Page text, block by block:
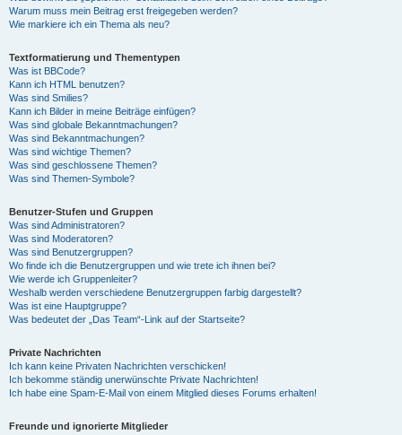
Warum muss mein Beitrag erst freigegeben werden?
Wie markiere ich ein Thema als neu?
Textformatierung und Thementypen
Was ist BBCode?
Kann ich HTML benutzen?
Was sind Smilies?
Kann ich Bilder in meine Beiträge einfügen?
Was sind globale Bekanntmachungen?
Was sind Bekanntmachungen?
Was sind wichtige Themen?
Was sind geschlossene Themen?
Was sind Themen-Symbole?
Benutzer-Stufen und Gruppen
Was sind Administratoren?
Was sind Moderatoren?
Was sind Benutzergruppen?
Wo finde ich die Benutzergruppen und wie trete ich ihnen bei?
Wie werde ich Gruppenleiter?
Weshalb werden verschiedene Benutzergruppen farbig dargestellt?
Was ist eine Hauptgruppe?
Was bedeutet der „Das Team“-Link auf der Startseite?
Private Nachrichten
Ich kann keine Privaten Nachrichten verschicken!
Ich bekomme ständig unerwünschte Private Nachrichten!
Ich habe eine Spam-E-Mail von einem Mitglied dieses Forums erhalten!
Freunde und ignorierte Mitglieder